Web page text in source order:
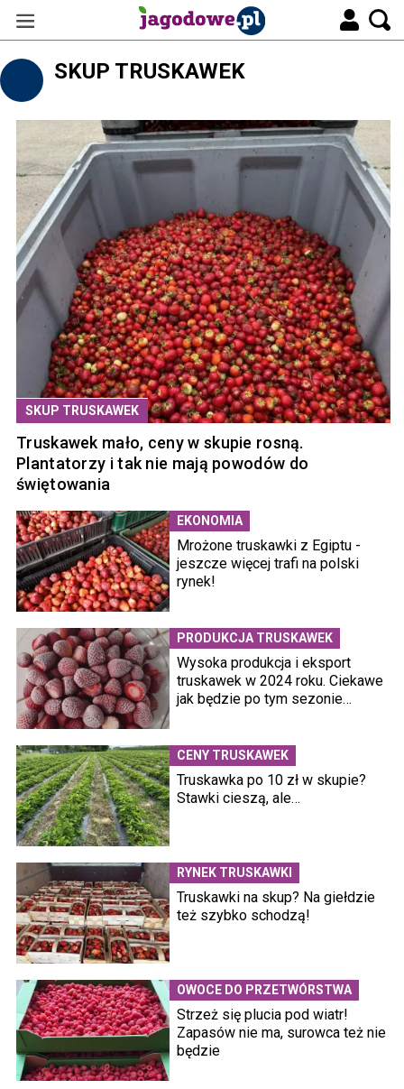
SKUP TRUSKAWEK
SKUP TRUSKAWEK
Truskawek mało, ceny w skupie rosną.
Plantatorzy i tak nie mają powodów do
świętowania
EKONOMIA
Mrożone truskawki z Egiptu -
jeszcze więcej trafi na polski
rynek!
PRODUKCJA TRUSKAWEK
Wysoka produkcja i eksport
truskawek w 2024 roku. Ciekawe
jak będzie po tym sezonie…
CENY TRUSKAWEK
Truskawka po 10 zł w skupie?
Stawki cieszą, ale…
RYNEK TRUSKAWKI
Truskawki na skup? Na giełdzie
też szybko schodzą!
OWOCE DO PRZETWÓRSTWA
Strzeż się plucia pod wiatr!
Zapasów nie ma, surowca też nie
będzie